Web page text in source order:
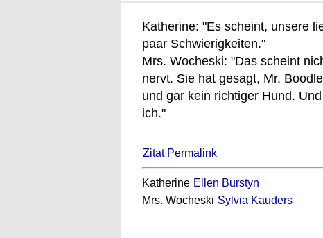
Katherine: "Es scheint, unsere
paar Schwierigkeiten."
Mrs. Wocheski: "Das scheint
nervt. Sie hat gesagt, Mr.
und gar kein richtiger Hund.
ich."
Zitat Permalink
Katherine Ellen Burstyn
Mrs. Wocheski Sylvia Kauders